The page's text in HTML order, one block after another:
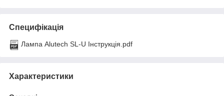
Специфікація
Лампа Alutech SL-U Інструкція.pdf
Характеристики